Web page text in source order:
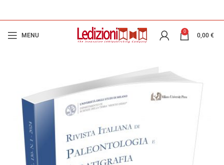
MENU
0
0,00 €